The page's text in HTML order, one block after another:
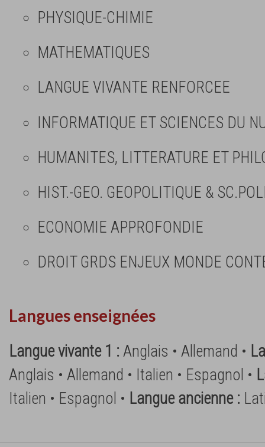
PHYSIQUE-CHIMIE
MATHEMATIQUES
LANGUE VIVANTE RENFORCEE
INFORMATIQUE ET SCIENCES DU
HUMANITES, LITTERATURE ET
HIST.-GEO. GEOPOLITIQUE &
ECONOMIE APPROFONDIE
DROIT GRDS ENJEUX MONDE
Langues enseignées
Langue vivante 1 :Anglais • Allemand •
Anglais • Allemand • Italien • Espagnol •
Italien • Espagnol • Langue ancienne :